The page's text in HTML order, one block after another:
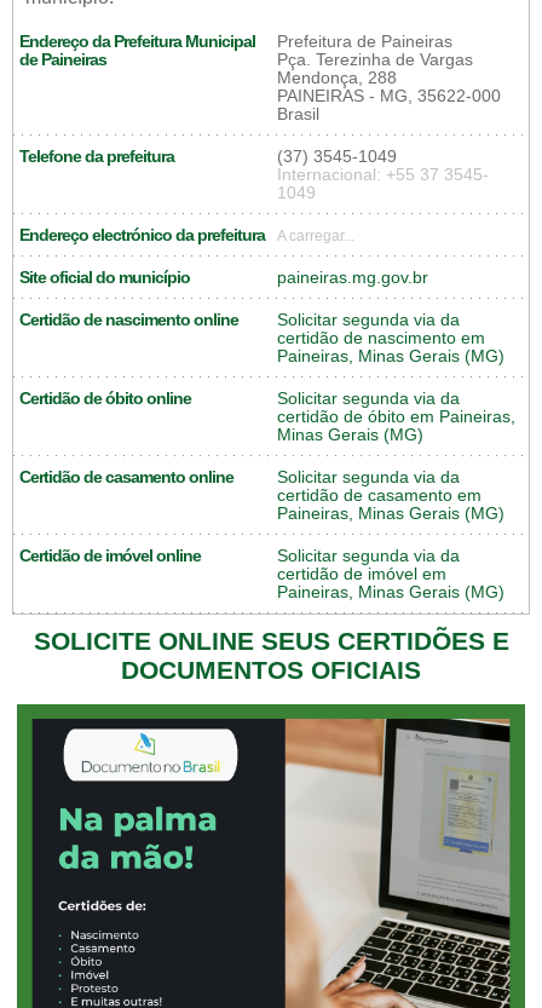
Endereço da Prefeitura Municipal
de Paineiras
Prefeitura de Paineiras
Pça. Terezinha de Vargas
Mendonça, 288
PAINEIRAS - MG, 35622-000
Brasil
Telefone da prefeitura
(37) 3545-1049
Internacional: +55 37 3545-
1049
Endereço electrónico da prefeitura A carregar...
Site oficial do município paineiras.mg.gov.br
Certidão de nascimento online
Solicitar segunda via da
certidão de nascimento em
Paineiras, Minas Gerais (MG)
Certidão de óbito online
Solicitar segunda via da
certidão de óbito em Paineiras,
Minas Gerais (MG)
Certidão de casamento online
Solicitar segunda via da
certidão de casamento em
Paineiras, Minas Gerais (MG)
Certidão de imóvel online
Solicitar segunda via da
certidão de imóvel em
Paineiras, Minas Gerais (MG)
SOLICITE ONLINE SEUS CERTIDÕES E
DOCUMENTOS OFICIAIS